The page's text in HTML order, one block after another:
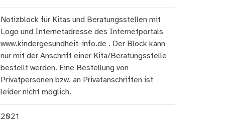
Notizblock für Kitas und Beratungsstellen mit
Logo und Internetadresse des Internetportals
www.kindergesundheit-info.de . Der Block kann
nur mit der Anschrift einer Kita/Beratungsstelle
bestellt werden. Eine Bestellung von
Privatpersonen bzw. an Privatanschriften ist
leider nicht möglich.
2021